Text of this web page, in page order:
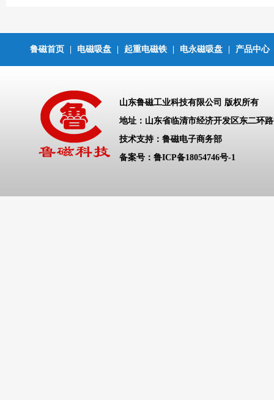
鲁磁首页 电磁吸盘 起重电磁铁 电永磁吸盘 产品中心
山东鲁磁工业科技有限公司 版权所有
地址：山东省临清市经济开发区东二环
技术支持：鲁磁电子商务部
备案号： 鲁ICP备18054746号-1